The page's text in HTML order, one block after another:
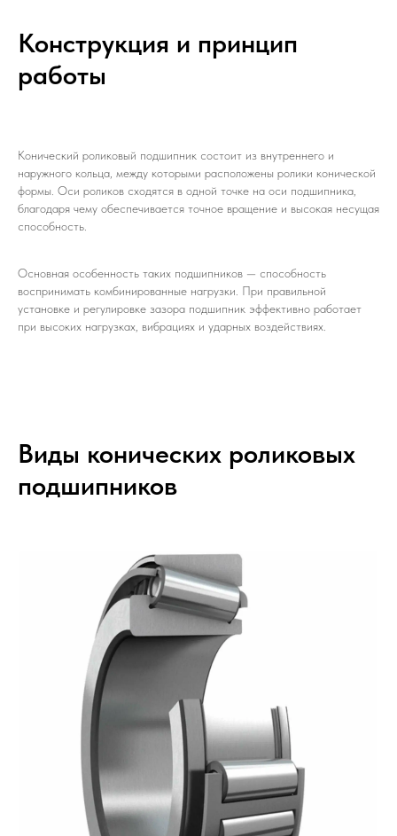
Конструкция и принцип
работы
Конический роликовый подшипник состоит из внутреннего и
наружного кольца, между которыми расположены ролики конической
формы. Оси роликов сходятся в одной точке на оси подшипника,
благодаря чему обеспечивается точное вращение и высокая несущая
способность.
Основная особенность таких подшипников — способность
воспринимать комбинированные нагрузки. При правильной
установке и регулировке зазора подшипник эффективно работает
при высоких нагрузках, вибрациях и ударных воздействиях.
Виды конических роликовых
подшипников